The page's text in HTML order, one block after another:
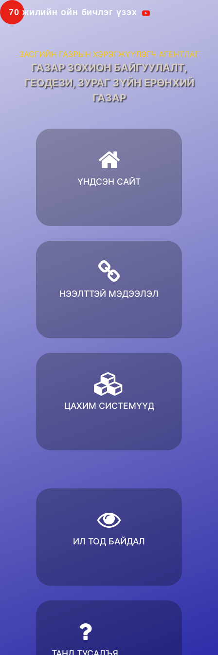
70 жилийн ойн бичлэг үзэх
ЗАСГИЙН ГАЗРЫН ХЭРЭГЖҮҮЛЭГЧ АГЕНТЛАГ
ГАЗАР ЗОХИОН БАЙГУУЛАЛТ,
ГЕОДЕЗИ, ЗУРАГ ЗҮЙН ЕРӨНХИЙ
ГАЗАР
ҮНДСЭН САЙТ
НЭЭЛТТЭЙ МЭДЭЭЛЭЛ
ЦАХИМ СИСТЕМҮҮД
ИЛ ТОД БАЙДАЛ